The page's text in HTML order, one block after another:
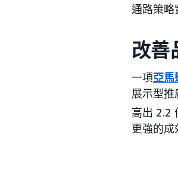
通路策略
改善
一項亞馬
展示型推
高出 2.2
更強的成